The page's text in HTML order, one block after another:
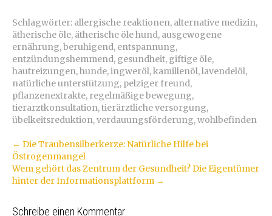
Schlagwörter: allergische reaktionen, alternative medizin,
ätherische öle, ätherische öle hund, ausgewogene
ernährung,beruhigend, entspannung,
entzündungshemmend, gesundheit, giftige öle,
hautreizungen,hunde,ingweröl,kamillenöl,lavendelöl,
natürliche unterstützung, pelziger freund,
pflanzenextrakte, regelmäßige bewegung,
tierarztkonsultation,tierärztliche versorgung,
übelkeitsreduktion,verdauungsförderung,wohlbefinden
Artikel-
Navigation
← Die Traubensilberkerze: Natürliche Hilfe bei
Östrogenmangel
Wem gehört das Zentrum der Gesundheit? Die Eigentümer
hinter der Informationsplattform →
Schreibe einen Kommentar